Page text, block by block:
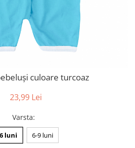
culoare turcoaz
23,99 Lei
Varsta:
luni 6-9 luni